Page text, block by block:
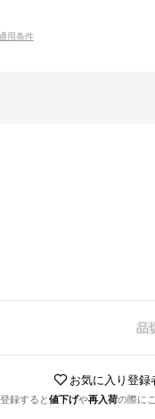
用条件
品
お気に入り登録
録すると値下げや再入荷の際に